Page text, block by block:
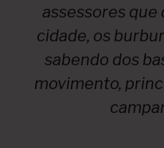
assessores
cidade, os
sabendo dos
movimento,